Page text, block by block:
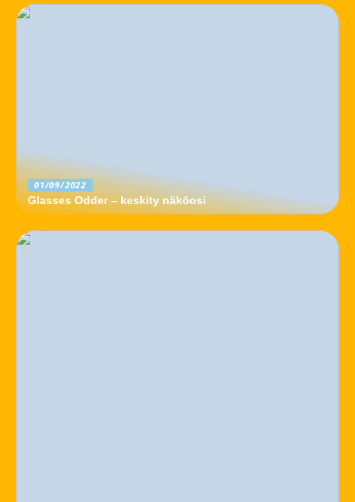
01/09/2022
Glasses Odder – keskity näköosi